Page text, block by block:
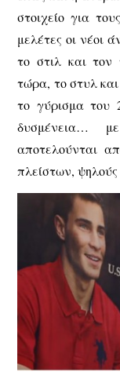
στοιχείο για
μελέτες οι νέοι
το στιλ και
τώρα, το στυλ
το γύρισμα του
δυσμένεια…
αποτελούνται
πλείστων,